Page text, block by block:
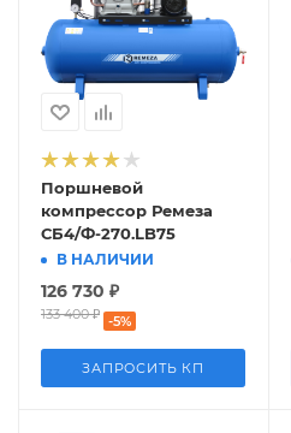
Поршневой
компрессор Ремеза
СБ4/Ф-270.LB75
В НАЛИЧИИ
126 730 ₽
133 400₽ -5%
ЗАПРОСИТЬ КП